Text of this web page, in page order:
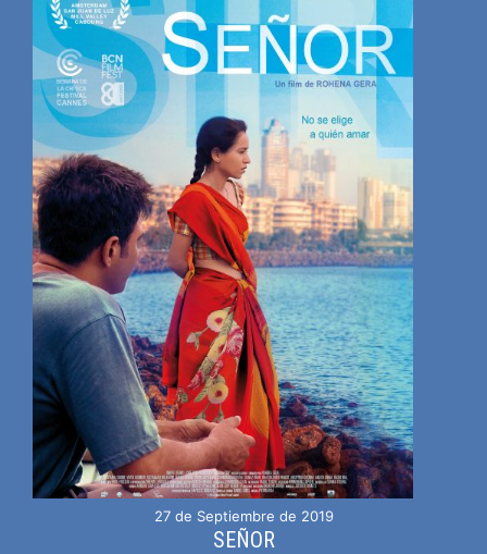
27 de Septiembre de 2019
SEÑOR